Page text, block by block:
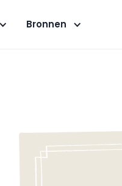
Bronnen